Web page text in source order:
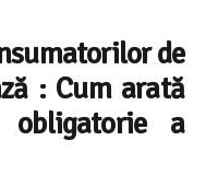
de
: Cum arată
a